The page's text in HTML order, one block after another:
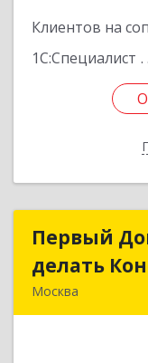
Клиентов на
1С:Специалист
Первый
делать
Москва
Первый